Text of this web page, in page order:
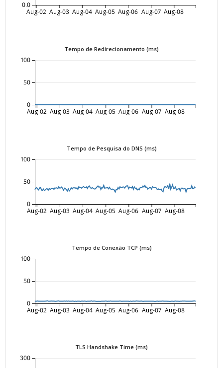
Aug-02 Aug-03 Aug-04 Aug-05 Aug-06 Aug-07 Aug-08
0.0
Tempo de Redirecionamento (ms)
Aug-02 Aug-03 Aug-04 Aug-05 Aug-06 Aug-07 Aug-08
0
50
100
Tempo de Pesquisa do DNS (ms)
Aug-02 Aug-03 Aug-04 Aug-05 Aug-06 Aug-07 Aug-08
0
50
100
Tempo de Conexão TCP (ms)
Aug-02 Aug-03 Aug-04 Aug-05 Aug-06 Aug-07 Aug-08
0
50
100
TLS Handshake Time (ms)
300